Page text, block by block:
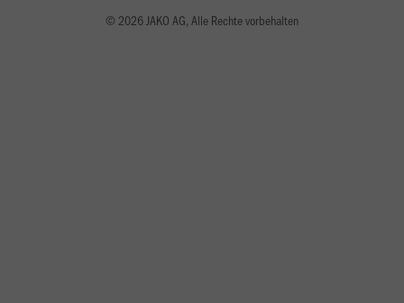
© 2026 JAKO AG, Alle Rechte vorbehalten